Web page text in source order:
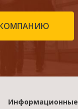
Информационные